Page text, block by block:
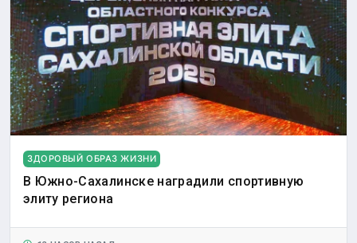
ЗДОРОВЫЙ ОБРАЗ ЖИЗНИ
В Южно-Сахалинске наградили спортивную
элиту региона